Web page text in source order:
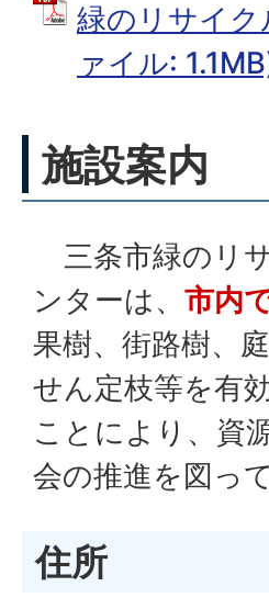
緑のリサイ
ァイル:
施設案内
三条市緑のリ
ンターは、 市内
果樹、街路樹、
せん定枝等を有
ことにより、資
会の推進を図っ
住所